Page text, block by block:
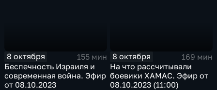
8 октября
155 мин
Беспечность Израиля и
современная война. Эфир
от 08.10.2023
8 октября
169 мин
На что рассчитывали
боевики ХАМАС. Эфир от
08.10.2023 (11:00)